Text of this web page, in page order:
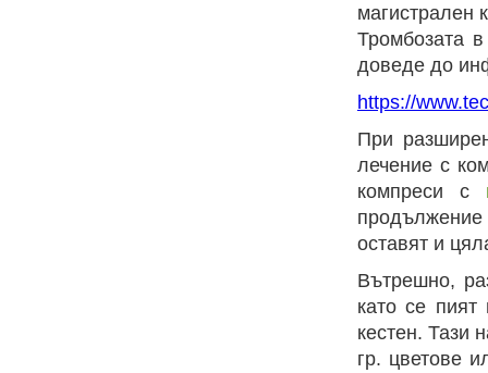
магистрален
Тромбозата
доведе до
https://
При
лечение с
компреси с
оставят и
Вътрешно,
като се
кестен. Тази
гр. цветове